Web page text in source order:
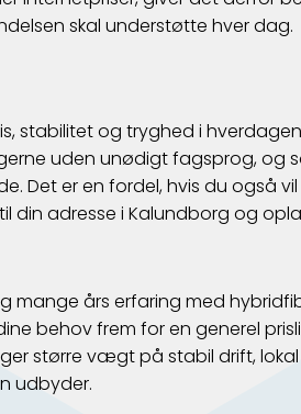
skal understøtte hver dag.
stabilitet og tryghed i
uden unødigt fagsprog, og
Det er en fordel, hvis du også
din adresse i Kalundborg og
mange års erfaring med
behov frem for en generel
større vægt på stabil drift,
udbyder.